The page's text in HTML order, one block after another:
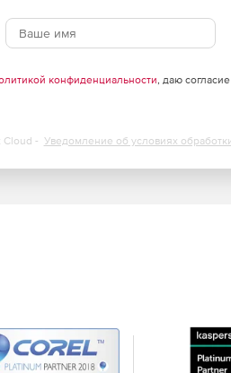
конфиденциальности, даю
Cloud - Уведомление об условиях